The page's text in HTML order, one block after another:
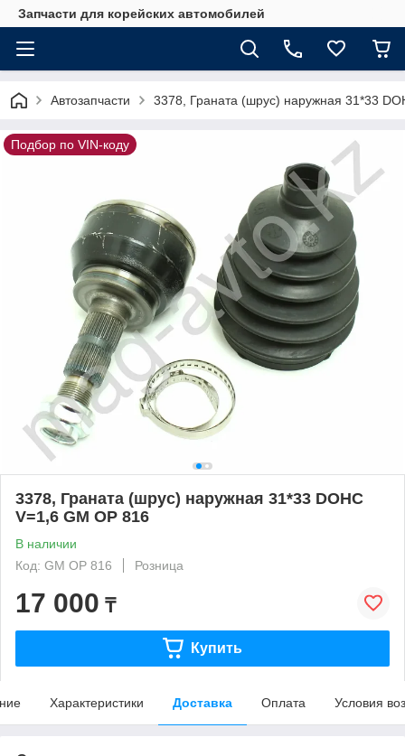
Запчасти для корейских автомобилей
Автозапчасти 3378, Граната (шрус) наружная 31*33
Подбор по VIN-коду
3378, Граната (шрус) наружная 31*33 DOHC
V=1,6 GM OP 816
В наличии
Код: GM OP 816
Розница
17 000 ₸
Купить
Характеристики Доставка Оплата Условия